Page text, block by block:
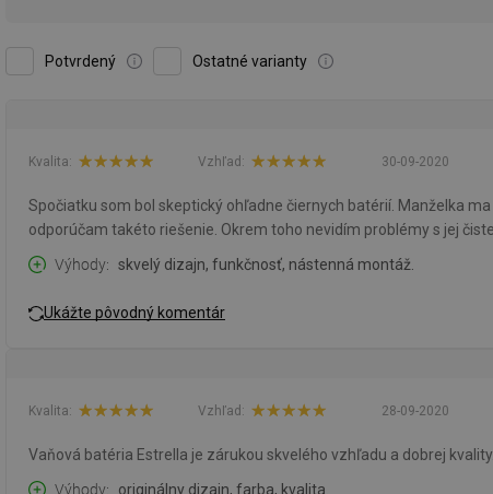
Potvrdený Ostatné varianty
30-09-2020
Kvalita: Vzhľad:
Spočiatku som bol skeptický ohľadne čiernych batérií. Manželka
odporúčam takéto riešenie. Okrem toho nevidím problémy s jej
Výhody
skvelý dizajn, funkčnosť, nástenná montáž.
Ukážte pôvodný komentár
28-09-2020
Kvalita: Vzhľad:
Vaňová batéria Estrella je zárukou skvelého vzhľadu a dobrej
Výhody
originálny dizajn, farba, kvalita.